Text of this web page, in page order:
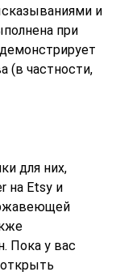
и
при
(в частности,
для них,
на Etsy и
Пока у вас